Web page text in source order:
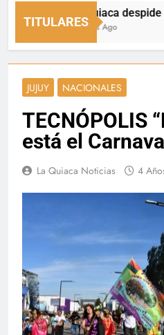
TITULARES
La Quiaca despide a
4 Horas Ago
JUJUY NACIONALES
TECNÓPOLIS
está el
La Quiaca Noticias 4